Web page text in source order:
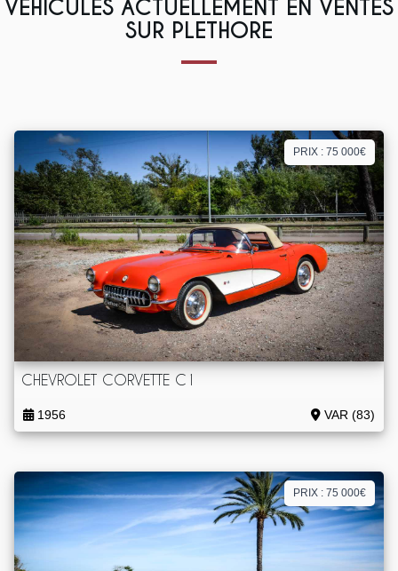
VÉHICULES ACTUELLEMENT EN VENTES
SUR PLETHORE
PRIX : 75 000€
CHEVROLET CORVETTE C1
1956 VAR (83)
PRIX : 75 000€